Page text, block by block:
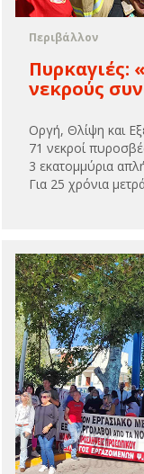
Περιβάλλον
Πυρκαγιές:
νεκρούς
Οργή, Θλίψη και
71 νεκροί
3 εκατομμύρια
Για 25 χρόνια